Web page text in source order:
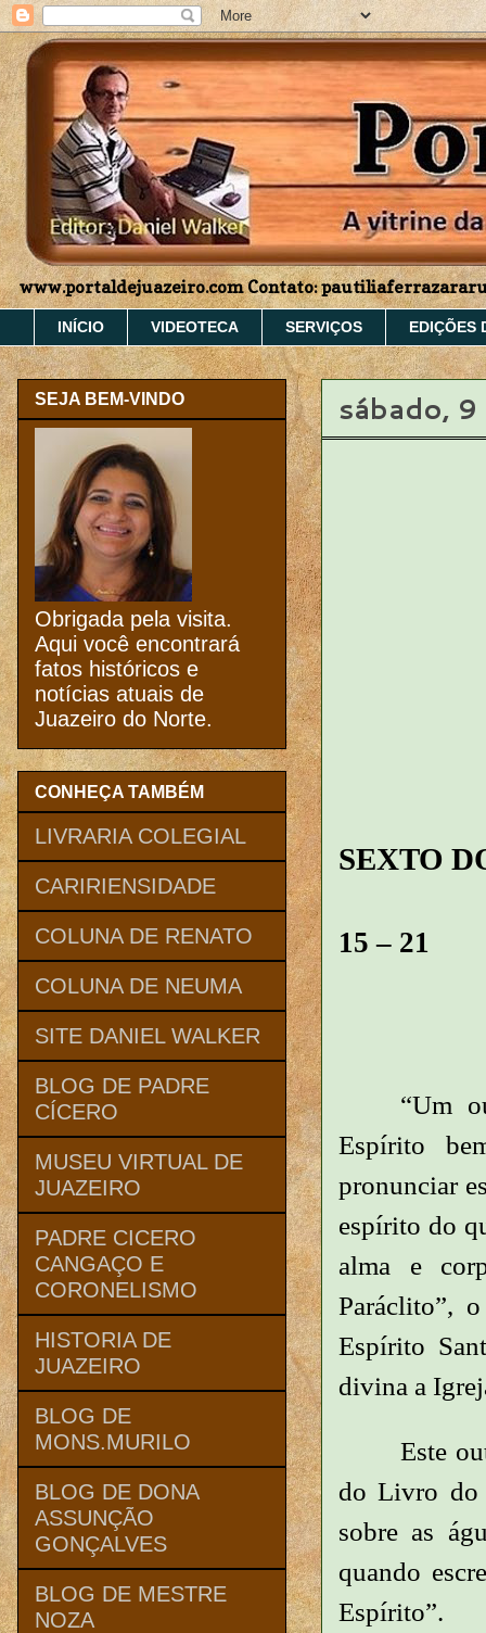
www.portaldejuazeiro.com Contato:
INÍCIO VIDEOTECA SERVIÇOS EDIÇÕES
sábado,
SEXTO
15 – 21
“Um
Espírito
pronunciar
espírito do
alma e
Paráclito”,
Espírito
divina a
Este
do Livro do
sobre as
quando
Espírito”.
SEJA BEM-VINDO
Obrigada pela visita.
Aqui você encontrará
fatos históricos e
notícias atuais de
Juazeiro do Norte.
CONHEÇA TAMBÉM
LIVRARIA COLEGIAL
CARIRIENSIDADE
COLUNA DE RENATO
COLUNA DE NEUMA
SITE DANIEL WALKER
BLOG DE PADRE
CÍCERO
MUSEU VIRTUAL DE
JUAZEIRO
PADRE CICERO
CANGAÇO E
CORONELISMO
HISTORIA DE
JUAZEIRO
BLOG DE
MONS.MURILO
BLOG DE DONA
ASSUNÇÃO
GONÇALVES
BLOG DE MESTRE
NOZA